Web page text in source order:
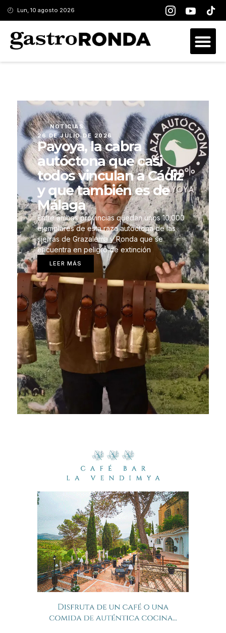
Lun, 10 agosto 2026
NOTICIAS
26 DE JULIO DE 2026
Payoya, la cabra
autóctona que casi
todos vinculan a Cádiz
y que también es de
Málaga
Entre ambas provincias quedan unos 10.000
ejemplares de esta raza autóctona de las
sierras de Grazalema y Ronda que se
encuentra en peligro de extinción
LEER MÁS